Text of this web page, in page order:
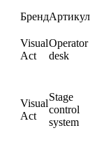
БрендАртикул
Visual
Act
Operator
desk
Visual
Act
Stage
control
system